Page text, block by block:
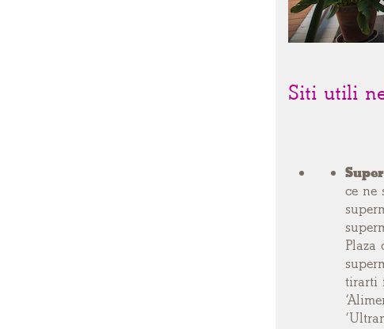
Siti utili
ce ne
Plaza
tirarti